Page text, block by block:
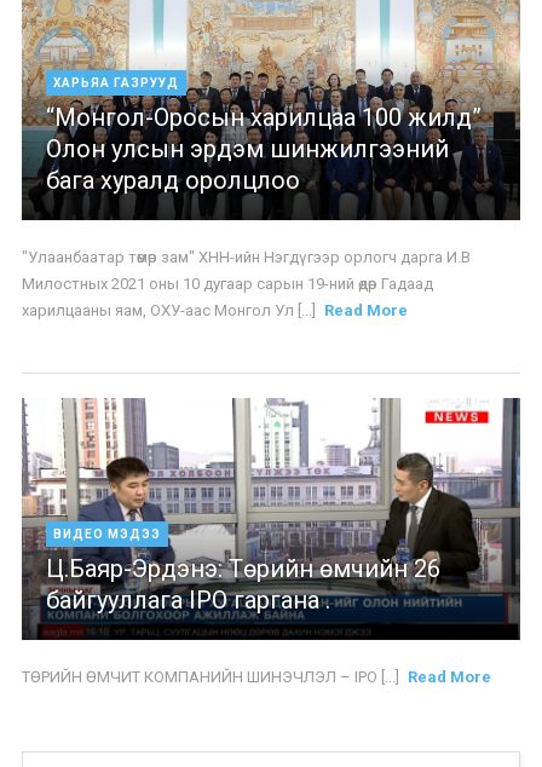
ХАРЬЯА ГАЗРУУД
“Монгол-Оросын харилцаа 100 жилд”
Олон улсын эрдэм шинжилгээний
бага хуралд оролцлоо
"Улаанбаатар төмөр зам" ХНН-ийн Нэгдүгээр орлогч дарга И.В
Милостных 2021 оны 10 дугаар сарын 19-ний өдөр Гадаад
харилцааны яам, ОХУ-аас Монгол Ул [...]
Read More
ВИДЕО МЭДЭЭ
Ц.Баяр-Эрдэнэ: Төрийн өмчийн 26
байгууллага IPO гаргана .
ТӨРИЙН ӨМЧИТ КОМПАНИЙН ШИНЭЧЛЭЛ – IPO [...] Read More